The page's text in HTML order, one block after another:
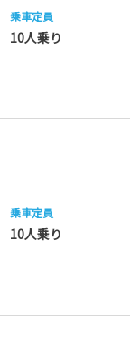
乗車定員
10人乗り
乗車定員
10人乗り